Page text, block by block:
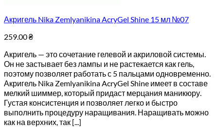
Акригель Nika Zemlyanikina AcryGel Shine 15 мл №07
259.00₴
Акригель — это сочетание гелевой и акриловой системы.
Он не застывает без лампы и не растекается как гель,
поэтому позволяет работать с 5 пальцами одновременно.
Акригель Nika Zemlyanikina AcryGel Shine имеет в составе
мелкий шиммер, который придаст мерцания маникюру.
Густая консистенция и позволяет легко и быстро
выполнить процедуру наращивания. Наращивать можно
как на верхних, так [...]